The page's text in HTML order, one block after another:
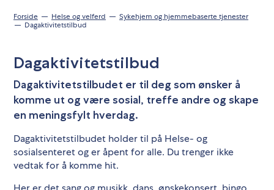
Forside Helse og velferd
Sykehjem og hjemmebaserte tjenester
Dagaktivitetstilbud
Dagaktivitetstilbud
Dagaktivitetstilbudet er til deg som ønsker å
komme ut og være sosial, treffe andre og skape
en meningsfylt hverdag.
Dagaktivitetstilbudet holder til på Helse- og
sosialsenteret og er åpent for alle. Du trenger ikke
vedtak for å komme hit.